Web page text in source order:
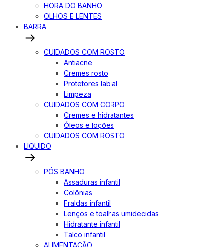
HORA DO BANHO
OLHOS E LENTES
BARRA
CUIDADOS COM ROSTO
Antiacne
Cremes rosto
Protetores labial
Limpeza
CUIDADOS COM CORPO
Cremes e hidratantes
Óleos e loções
CUIDADOS COM ROSTO
LIQUIDO
PÓS BANHO
Assaduras infantil
Colônias
Fraldas infantil
Lenços e toalhas umidecidas
Hidratante infantil
Talco infantil
ALIMENTAÇÃO